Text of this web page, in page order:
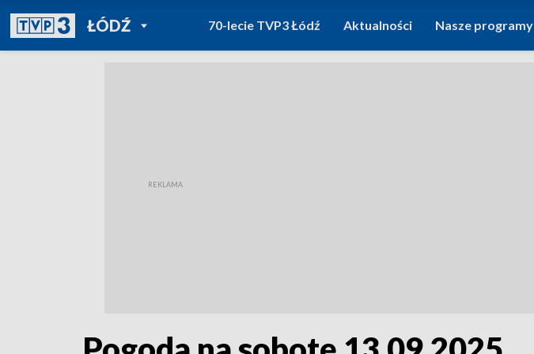
ŁÓDŹPOWRÓT DO
TVP REGIONY
70-lecie TVP3 Łódź Aktualności Nasze programy